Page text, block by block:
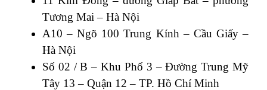
Tương Mai – Hà Nội
A10 – Ngõ 100 Trung Kính – Cầu Giấy –
Hà Nội
Số 02 / B – Khu Phố 3 – Đường Trung Mỹ
Tây 13 – Quận 12 – TP. Hồ Chí Minh